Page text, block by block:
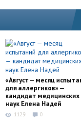
«Август — месяц
для аллергиков» —
кандидат медицинских
наук Елена Надей
1129 0